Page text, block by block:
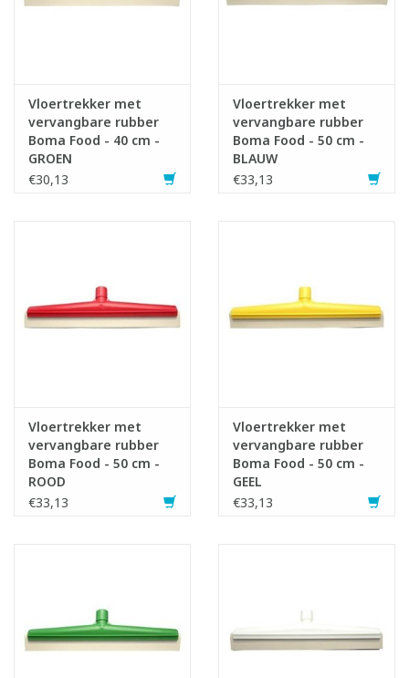
Vloertrekker met
vervangbare rubber
Boma Food - 40 cm -
GROEN
€30,13
Vloertrekker met
vervangbare rubber
Boma Food - 50 cm -
BLAUW
€33,13
Vloertrekker met
vervangbare rubber
Boma Food - 50 cm -
ROOD
€33,13
Vloertrekker met
vervangbare rubber
Boma Food - 50 cm -
GEEL
€33,13